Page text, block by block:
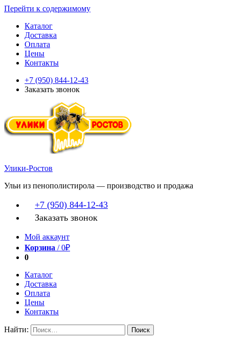
Перейти к содержимому
Каталог
Доставка
Оплата
Цены
Контакты
+7 (950) 844-12-43
Заказать звонок
Улики-Ростов
Ульи из пенополистирола — производство и продажа
+7 (950) 844-12-43
Заказать звонок
Мой аккаунт
Корзина /0₽
0
Каталог
Доставка
Оплата
Цены
Контакты
Найти: